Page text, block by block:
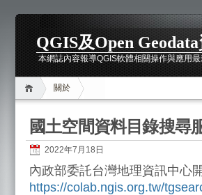
QGIS及Open
本網誌內容報導QGIS軟體相關操作與應用
關於
國土空間資料目錄搜尋
2022年7月18日
內政部委託台灣地理資訊中心
https://colab.ngis.org.tw/